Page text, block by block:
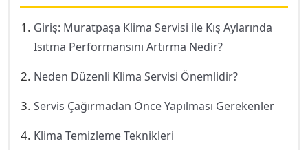
Giriş: Muratpaşa Klima Servisi ile Kış Aylarında
Isıtma Performansını Artırma Nedir?
Neden Düzenli Klima Servisi Önemlidir?
Servis Çağırmadan Önce Yapılması Gerekenler
Klima Temizleme Teknikleri